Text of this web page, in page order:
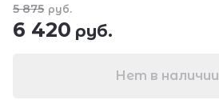
5 875 руб.
6 420 руб.
Нет в наличии